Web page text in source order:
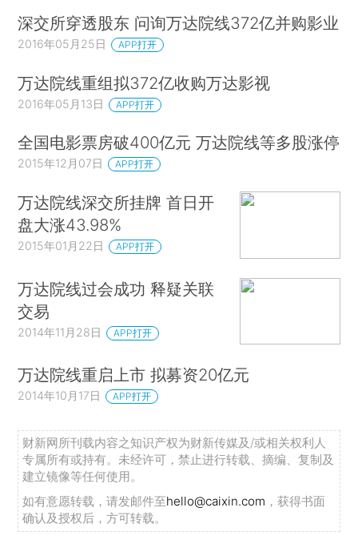
深交所穿透股东 问询万达院线372亿并购影业
2016年05月25日 APP打开
万达院线重组拟372亿收购万达影视
2016年05月13日 APP打开
全国电影票房破400亿元 万达院线等多股涨停
2015年12月07日 APP打开
万达院线深交所挂牌 首日开
盘大涨43.98%
2015年01月22日 APP打开
万达院线过会成功 释疑关联
交易
2014年11月28日 APP打开
万达院线重启上市 拟募资20亿元
2014年10月17日 APP打开
财新网所刊载内容之知识产权为财新传媒及/或相关权利人
专属所有或持有。未经许可，禁止进行转载、摘编、复制及
建立镜像等任何使用。
如有意愿转载，请发邮件至hello@caixin.com ，获得书面
确认及授权后，方可转载。